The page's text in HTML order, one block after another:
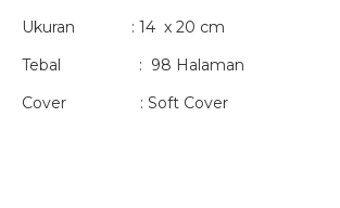
Ukuran : 14 x 20 cm
Tebal : 98 Halaman
Cover : Soft Cover